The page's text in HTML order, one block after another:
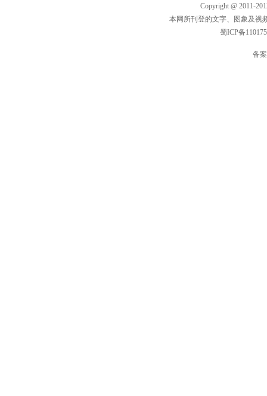
Copyright @ 2011-
本网所刊登的文字、图象及视
蜀ICP备
备